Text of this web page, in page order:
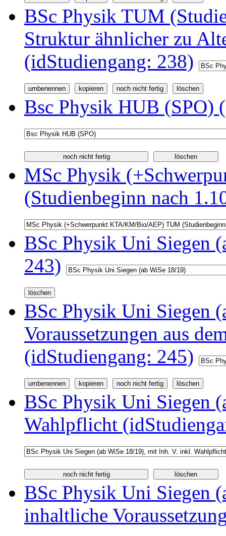
BSc Physik TUM
Struktur ähnlicher zu
(idStudiengang: 238)
Bsc Physik HUB (SPO)
MSc Physik
(Studienbeginn nach
BSc Physik Uni Siegen
243)
BSc Physik Uni Siegen
Voraussetzungen aus
(idStudiengang: 245)
BSc Physik Uni Siegen
Wahlpflicht
BSc Physik Uni Siegen
inhaltliche